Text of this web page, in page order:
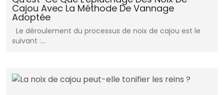
Cajou Avec La Méthode De Vannage
Adoptée
Le déroulement du processus de noix de cajou est le
suivant :…